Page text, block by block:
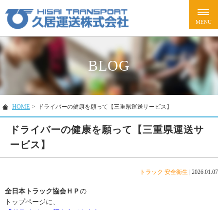
BLOG
HOME > ドライバーの健康を願って【三重県運送サービス】
ドライバーの健康を願って【三重県運送サ
ービス】
トラック 安全衛生 2026.01.07
全日本トラック協会ＨＰ の
トップページに、